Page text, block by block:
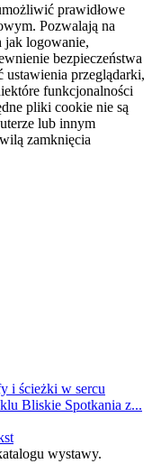
prawidłowe
Pozwalają na
jak logowanie,
bezpieczeństwa
ustawienia przeglądarki,
funkcjonalności
pliki cookie nie są
lub innym
zamknięcia
i ścieżki w sercu
Bliskie Spotkania z...